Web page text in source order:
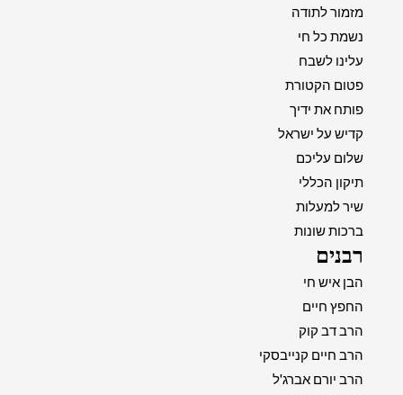
מזמור לתודה
נשמת כל חי
עלינו לשבח
פטום הקטורת
פותח את ידיך
קדיש על ישראל
שלום עליכם
תיקון הכללי
שיר למעלות
ברכות שונות
רבנים
הבן איש חי
החפץ חיים
הרב דב קוק
הרב חיים קנייבסקי
הרב יורם אברג'ל